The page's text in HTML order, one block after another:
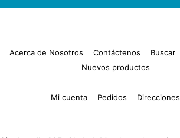
Acerca de Nosotros Contáctenos Buscar
Nuevos productos
Mi cuenta Pedidos Direcciones